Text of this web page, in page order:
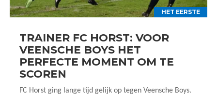
HET EERSTE
TRAINER FC HORST: VOOR
VEENSCHE BOYS HET
PERFECTE MOMENT OM TE
SCOREN
FC Horst ging lange tijd gelijk op tegen Veensche Boys.